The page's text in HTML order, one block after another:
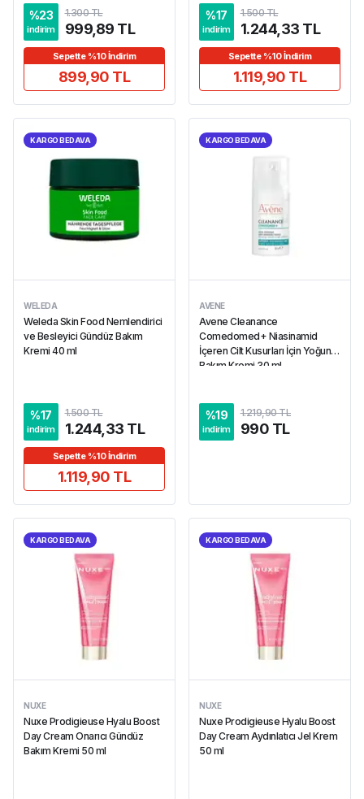
%23
indirim
1.300 TL
999,89 TL
Sepette %10 İndirim
899,90 TL
%17
indirim
1.500 TL
1.244,33 TL
Sepette %10 İndirim
1.119,90 TL
KARGO BEDAVA
WELEDA
Weleda Skin Food Nemlendirici
ve Besleyici Gündüz Bakım
Kremi 40 ml
%17
indirim
1.500 TL
1.244,33 TL
Sepette %10 İndirim
1.119,90 TL
KARGO BEDAVA
AVENE
Avene Cleanance
Comedomed+ Niasinamid
İçeren Cilt Kusurları İçin Yoğun
Bakım Kremi 30 ml
%19
indirim
1.219,90 TL
990 TL
KARGO BEDAVA
NUXE
Nuxe Prodigieuse Hyalu Boost
Day Cream Onarıcı Gündüz
Bakım Kremi 50 ml
KARGO BEDAVA
NUXE
Nuxe Prodigieuse Hyalu Boost
Day Cream Aydınlatıcı Jel Krem
50 ml